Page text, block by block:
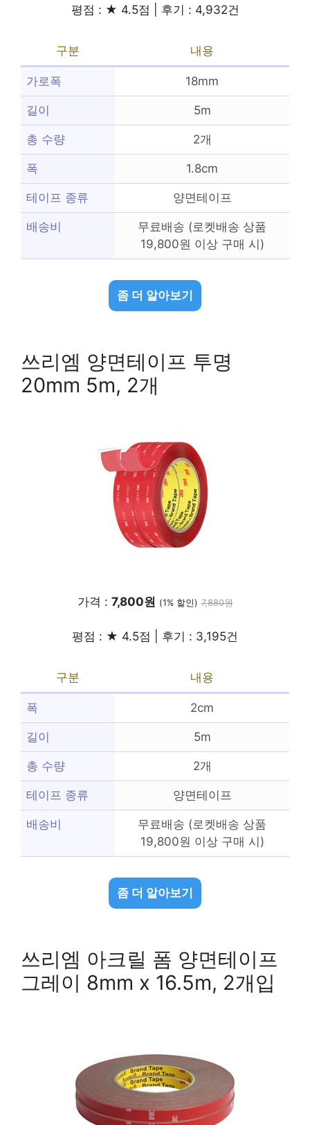
평점 : ★ 4.5점 | 후기 : 4,932건
구분 내용
가로폭 18mm
길이 5m
총 수량 2개
폭 1.8cm
테이프 종류 양면테이프
배송비
무료배송 (로켓배송 상품
19,800원 이상 구매 시)
좀 더 알아보기
쓰리엠 양면테이프 투명
20mm 5m, 2개
가격 : 7,800원 (1% 할인) 7,880원
평점 : ★ 4.5점 | 후기 : 3,195건
구분 내용
폭 2cm
길이 5m
총 수량 2개
테이프 종류 양면테이프
배송비
무료배송 (로켓배송 상품
19,800원 이상 구매 시)
좀 더 알아보기
쓰리엠 아크릴 폼 양면테이프
그레이 8mm x 16.5m, 2개입